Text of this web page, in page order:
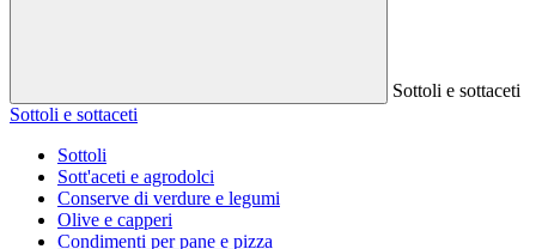
Sottoli e sottaceti
Sottoli e sottaceti
Sottoli
Sott'aceti e agrodolci
Conserve di verdure e legumi
Olive e capperi
Condimenti per pane e pizza